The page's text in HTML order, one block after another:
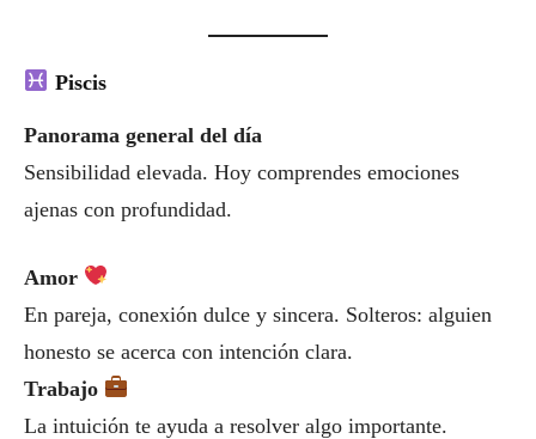
Piscis
Panorama general del día
Sensibilidad elevada. Hoy comprendes emociones
ajenas con profundidad.
Amor
En pareja, conexión dulce y sincera. Solteros: alguien
honesto se acerca con intención clara.
Trabajo
La intuición te ayuda a resolver algo importante.